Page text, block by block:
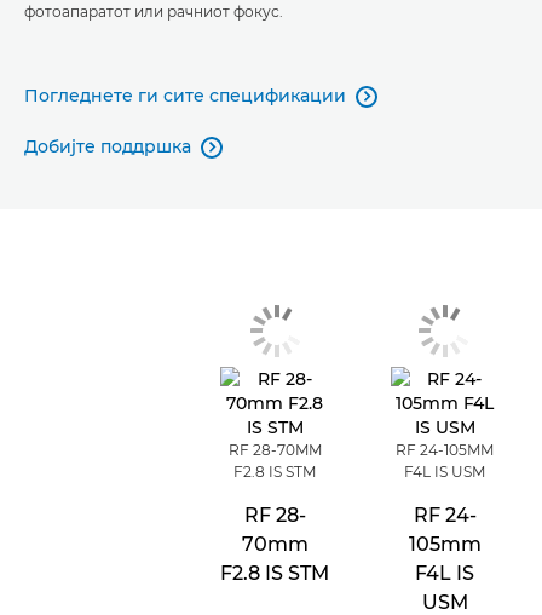
фотоапаратот или рачниот фокус.
Погледнете ги сите спецификации 
Добијте поддршка 
RF 28-70MM
F2.8 IS STM
RF 28-
70mm
F2.8 IS STM
RF 24-105MM
F4L IS USM
RF 24-
105mm
F4L IS
USM